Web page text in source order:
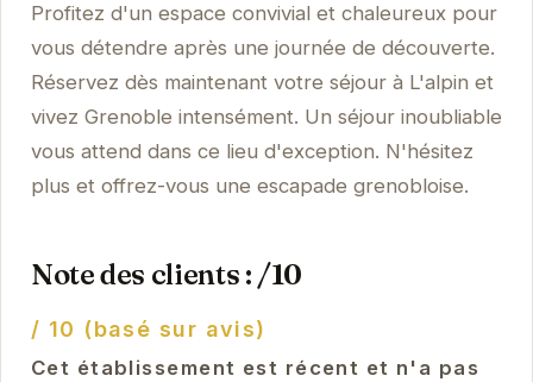
Profitez d'un espace convivial et chaleureux pour
vous détendre après une journée de découverte.
Réservez dès maintenant votre séjour à L'alpin et
vivez Grenoble intensément. Un séjour inoubliable
vous attend dans ce lieu d'exception. N'hésitez
plus et offrez-vous une escapade grenobloise.
Note des clients : /10
/ 10 (basé sur avis)
Cet établissement est récent et n'a pas